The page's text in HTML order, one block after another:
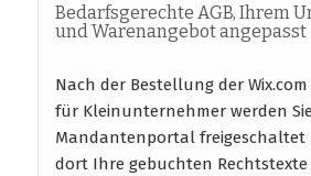
Bedarfsgerechte AGB, Ihrem
und Warenangebot angepasst
Nach der Bestellung der Wix.com
für Kleinunternehmer werden
Mandantenportal
dort Ihre gebuchten Rechtstexte